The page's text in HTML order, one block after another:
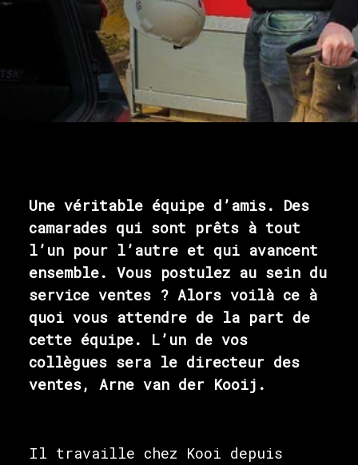
Une véritable équipe d’amis. Des
camarades qui sont prêts à tout
l’un pour l’autre et qui avancent
ensemble. Vous postulez au sein du
service ventes ? Alors voilà ce à
quoi vous attendre de la part de
cette équipe. L’un de vos
collègues sera le directeur des
ventes, Arne van der Kooij.
Il travaille chez Kooi depuis